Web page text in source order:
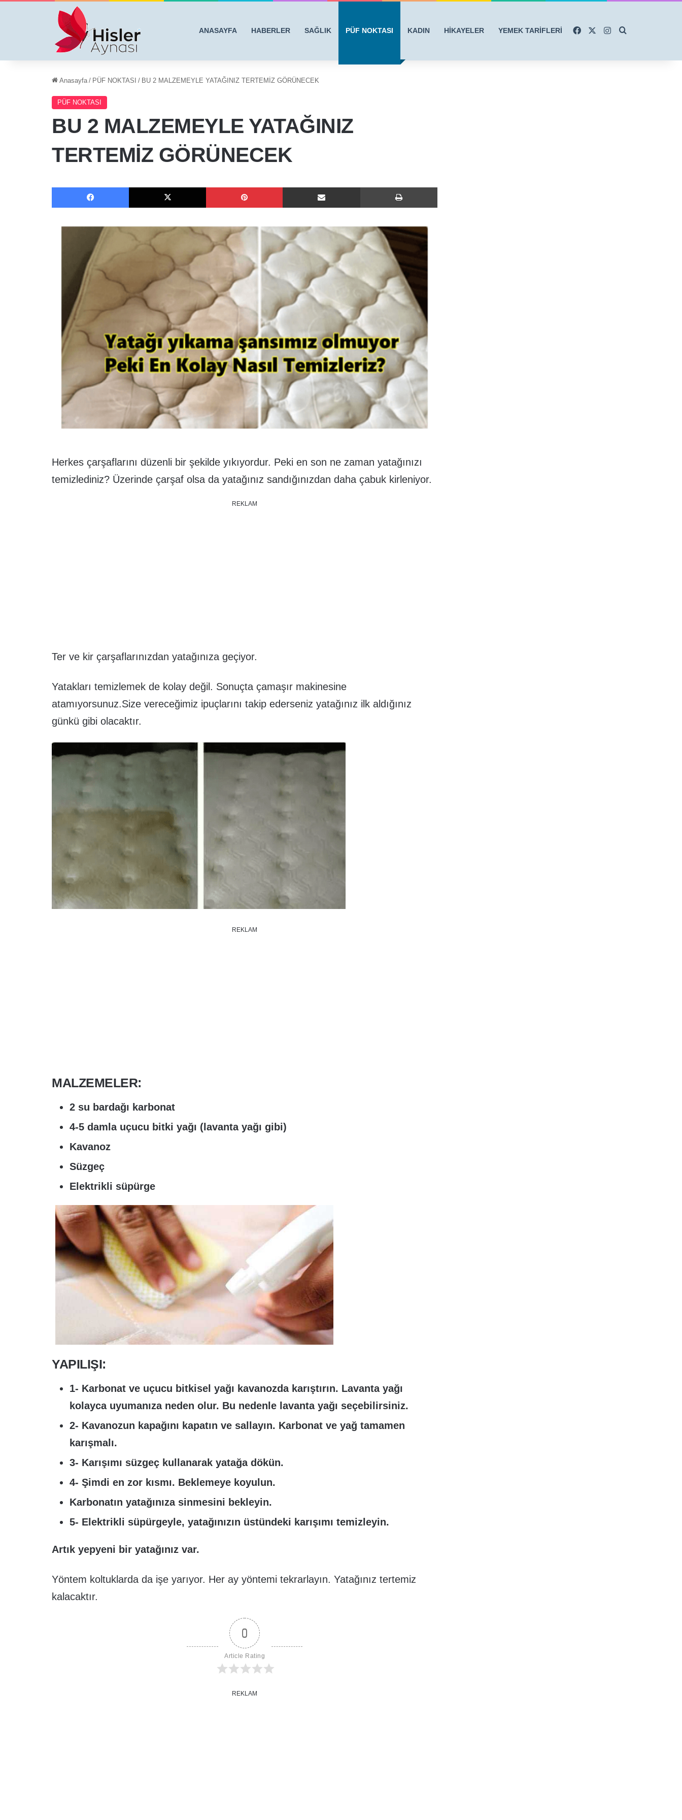
ANASAYFA HABERLER SAĞLIK PÜF NOKTASI KADIN HİKAYELER YEMEK TARİFLERİ FacebookInstagram
Anasayfa / PÜF NOKTASI / BU 2 MALZEMEYLE YATAĞINIZ TERTEMİZ GÖRÜNECEK
PÜF NOKTASI
BU 2 MALZEMEYLE YATAĞINIZ
TERTEMİZ GÖRÜNECEK
Facebook X Pinterest E-Posta ile paylaş Yazdır
Herkes çarşaflarını düzenli bir şekilde yıkıyordur. Peki en son ne zaman yatağınızı
temizlediniz? Üzerinde çarşaf olsa da yatağınız sandığınızdan daha çabuk kirleniyor.
REKLAM
Ter ve kir çarşaflarınızdan yatağınıza geçiyor.
Yatakları temizlemek de kolay değil. Sonuçta çamaşır makinesine
atamıyorsunuz.Size vereceğimiz ipuçlarını takip ederseniz yatağınız ilk aldığınız
günkü gibi olacaktır.
REKLAM
MALZEMELER:
2 su bardağı karbonat
4-5 damla uçucu bitki yağı (lavanta yağı gibi)
Kavanoz
Süzgeç
Elektrikli süpürge
YAPILIŞI:
1- Karbonat ve uçucu bitkisel yağı kavanozda karıştırın. Lavanta yağı
kolayca uyumanıza neden olur. Bu nedenle lavanta yağı seçebilirsiniz.
2- Kavanozun kapağını kapatın ve sallayın. Karbonat ve yağ tamamen
karışmalı.
3- Karışımı süzgeç kullanarak yatağa dökün.
4- Şimdi en zor kısmı. Beklemeye koyulun.
Karbonatın yatağınıza sinmesini bekleyin.
5- Elektrikli süpürgeyle, yatağınızın üstündeki karışımı temizleyin.
Artık yepyeni bir yatağınız var.
Yöntem koltuklarda da işe yarıyor. Her ay yöntemi tekrarlayın. Yatağınız tertemiz
kalacaktır.
0
Article Rating
REKLAM